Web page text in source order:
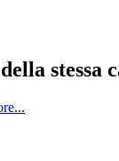
stessa